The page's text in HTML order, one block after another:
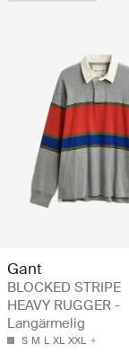
Gant
BLOCKED STRIPE
HEAVY RUGGER -
Langärmelig
S M L XL XXL